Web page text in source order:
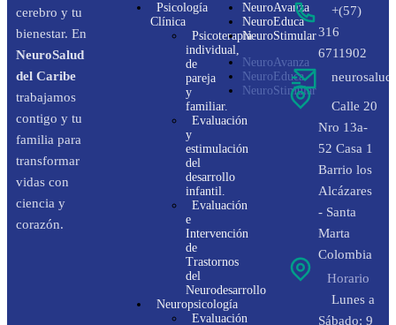
cerebro y tu
bienestar. En
NeuroSalud
del Caribe
trabajamos
contigo y tu
familia para
transformar
vidas con
ciencia y
corazón.
Psicología
Clínica
Psicoterapia
individual,
de
pareja
y
familiar.
Evaluación
y
estimulación
del
desarrollo
infantil.
Evaluación
e
Intervención
de
Trastornos
del
Neurodesarrollo
Neuropsicología
Evaluación
NeuroAvanza
NeuroEduca
NeuroStimular
NeuroAvanza
NeuroEduca
NeuroStimular
+(57)
316
6711902
Calle 20
Nro 13a-
52 Casa 1
Barrio los
Alcázares
- Santa
Marta
Colombia
Horario
Lunes a
Sábado: 9